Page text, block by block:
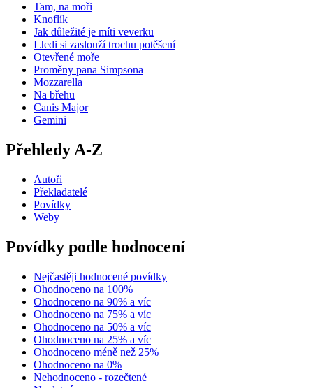
Tam, na moři
Knoflík
Jak důležité je míti veverku
I Jedi si zaslouží trochu potěšení
Otevřené moře
Proměny pana Simpsona
Mozzarella
Na břehu
Canis Major
Gemini
Přehledy A-Z
Autoři
Překladatelé
Povídky
Weby
Povídky podle hodnocení
Nejčastěji hodnocené povídky
Ohodnoceno na 100%
Ohodnoceno na 90% a víc
Ohodnoceno na 75% a víc
Ohodnoceno na 50% a víc
Ohodnoceno na 25% a víc
Ohodnoceno méně než 25%
Ohodnoceno na 0%
Nehodnoceno - rozečtené